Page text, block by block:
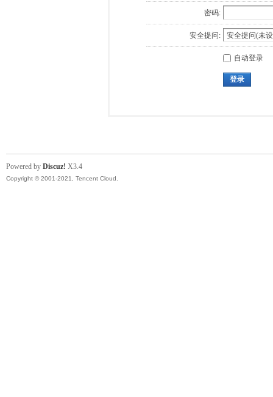
密码:
安全提问:
自动登录
登录
Powered by Discuz! X3.4
Copyright © 2001-2021, Tencent Cloud.